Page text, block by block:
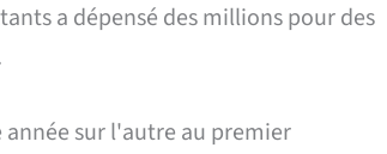
a dépensé des millions pour des
année sur l'autre au premier